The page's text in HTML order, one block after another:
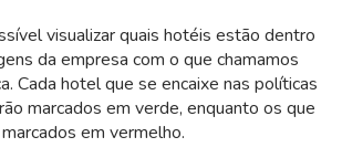
visualizar quais hotéis estão dentro
da empresa com o que chamamos
Cada hotel que se encaixe nas políticas
marcados em verde, enquanto os que
em vermelho.